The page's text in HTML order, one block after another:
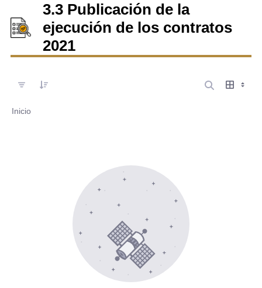
3.3 Publicación de la
ejecución de los contratos
2021
Inicio